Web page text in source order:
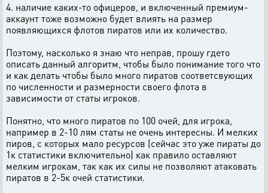
4. наличие каких-то офицеров, и включенный премиум-
аккаунт тоже возможно будет влиять на размер
появляющихся флотов пиратов или их количество.
Поэтому, насколько я знаю что неправ, прошу гдето
описать данный алгоритм, чтобы было понимание того что
и как делать чтобы было много пиратов соответсвующих
по численности и размерности своего флота в
зависимости от статы игроков.
Понятно, что много пиратов по 100 очей, для игрока,
например в 2-10 лям статы не очень интересны. И мелких
пиров, с которых мало ресурсов (сейчас это уже пираты до
1к статистики включительно) как правило оставляют
мелким игрокам, так как их силы не позволяют атаковать
пиратов в 2-5к очей статистики.